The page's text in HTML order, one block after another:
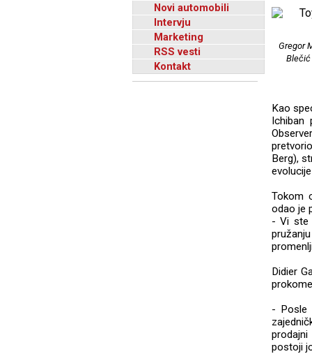
Novi automobili
Intervju
Marketing
RSS vesti
Kontakt
Gregor
Blečić
Kao
Ichiban
Berg),
Tokom
odao je
- Vi ste
Didier
- Posle
postoji